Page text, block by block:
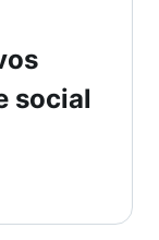
social